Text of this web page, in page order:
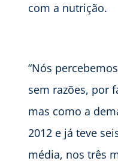
com a nutrição.
“Nós
sem razões, por
mas como a
2012 e já teve
média, nos três